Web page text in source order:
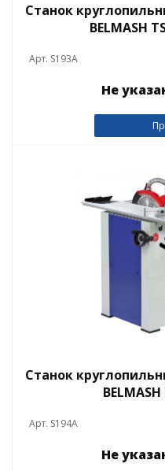
Станок
BELMASH
Арт. S193A
Не
Станок
Арт. S194A
Не